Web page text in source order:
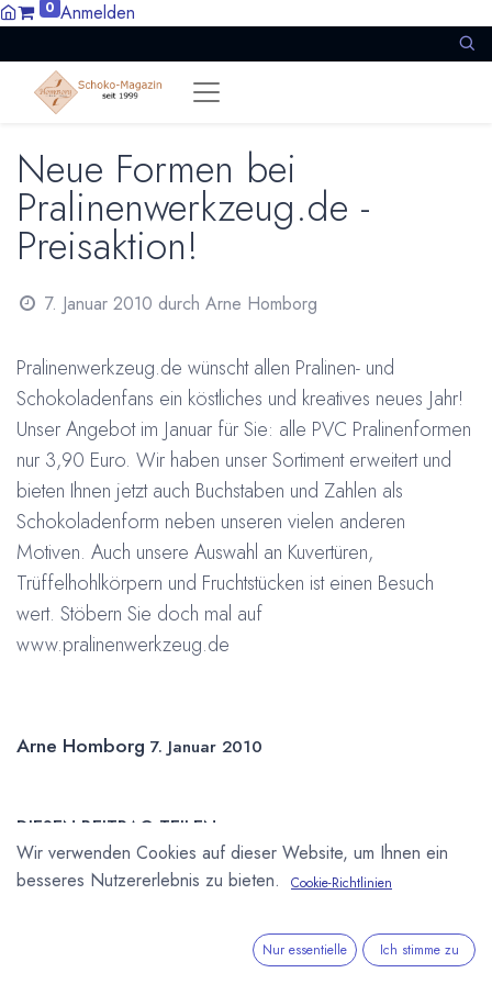
0 Anmelden
Neue Formen bei
Pralinenwerkzeug.de -
Preisaktion!
7. Januar 2010 durch Arne Homborg
Pralinenwerkzeug.de wünscht allen Pralinen- und
Schokoladenfans ein köstliches und kreatives neues Jahr!
Unser Angebot im Januar für Sie: alle PVC Pralinenformen
nur 3,90 Euro. Wir haben unser Sortiment erweitert und
bieten Ihnen jetzt auch Buchstaben und Zahlen als
Schokoladenform neben unseren vielen anderen
Motiven. Auch unsere Auswahl an Kuvertüren,
Trüffelhohlkörpern und Fruchtstücken ist einen Besuch
wert. Stöbern Sie doch mal auf
www.pralinenwerkzeug.de
Arne Homborg 7. Januar 2010
DIESEN BEITRAG TEILEN
Wir verwenden Cookies auf dieser Website, um Ihnen ein
besseres Nutzererlebnis zu bieten.
Cookie-Richtlinien
Nur essentielle Ich stimme zu